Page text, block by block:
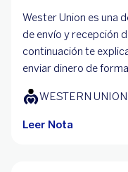
Wester Union es una
de envío y recepción
continuación te
enviar dinero de
WESTERN UNION
Leer Nota